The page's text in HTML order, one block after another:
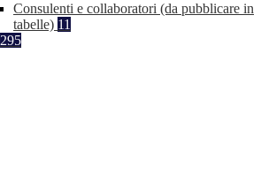
Consulenti e collaboratori (da pubblicare in
tabelle) 11
295